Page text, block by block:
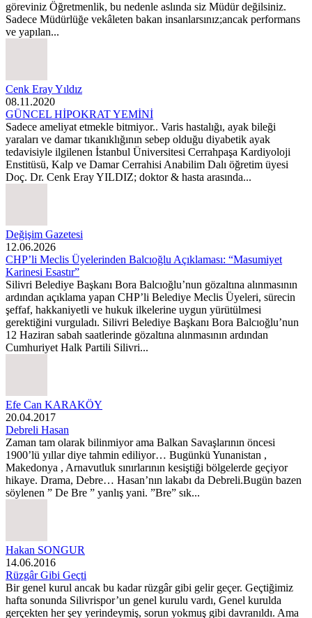
göreviniz Öğretmenlik, bu nedenle aslında siz Müdür değilsiniz.
Sadece Müdürlüğe vekâleten bakan insanlarsınız;ancak performans
ve yapılan...
Cenk Eray Yıldız
08.11.2020
GÜNCEL HİPOKRAT YEMİNİ
Sadece ameliyat etmekle bitmiyor.. Varis hastalığı, ayak bileği
yaraları ve damar tıkanıklığının sebep olduğu diyabetik ayak
tedavisiyle ilgilenen İstanbul Üniversitesi Cerrahpaşa Kardiyoloji
Enstitüsü, Kalp ve Damar Cerrahisi Anabilim Dalı öğretim üyesi
Doç. Dr. Cenk Eray YILDIZ; doktor & hasta arasında...
Değişim Gazetesi
12.06.2026
CHP’li Meclis Üyelerinden Balcıoğlu Açıklaması: “Masumiyet
Karinesi Esastır”
Silivri Belediye Başkanı Bora Balcıoğlu’nun gözaltına alınmasının
ardından açıklama yapan CHP’li Belediye Meclis Üyeleri, sürecin
şeffaf, hakkaniyetli ve hukuk ilkelerine uygun yürütülmesi
gerektiğini vurguladı. Silivri Belediye Başkanı Bora Balcıoğlu’nun
12 Haziran sabah saatlerinde gözaltına alınmasının ardından
Cumhuriyet Halk Partili Silivri...
Efe Can KARAKÖY
20.04.2017
Debreli Hasan
Zaman tam olarak bilinmiyor ama Balkan Savaşlarının öncesi
1900’lü yıllar diye tahmin ediliyor… Bugünkü Yunanistan ,
Makedonya , Arnavutluk sınırlarının kesiştiği bölgelerde geçiyor
hikaye. Drama, Debre… Hasan’nın lakabı da Debreli.Bugün bazen
söylenen ” De Bre ” yanlış yani. ”Bre” sık...
Hakan SONGUR
14.06.2016
Rüzgâr Gibi Geçti
Bir genel kurul ancak bu kadar rüzgâr gibi gelir geçer. Geçtiğimiz
hafta sonunda Silivrispor’un genel kurulu vardı, Genel kurulda
gerçekten her şey yerindeymiş, sorun yokmuş gibi davranıldı. Ama